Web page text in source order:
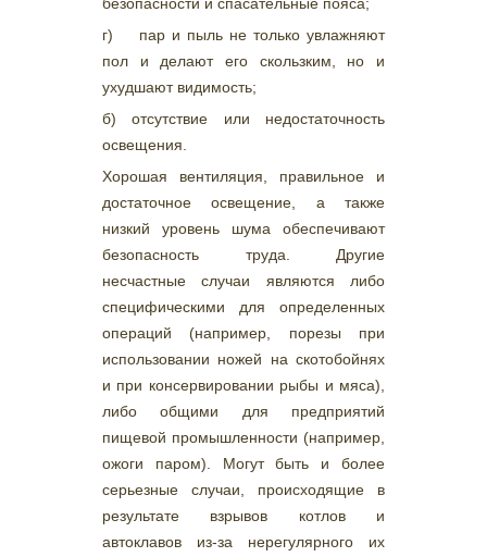
г) пар и пыль не только увлажняют
пол и делают его скользким, но и
ухудшают видимость;
б) отсутствие или недостаточность
освещения.
Хорошая вентиляция, правильное и
достаточное освещение, а также
низкий уровень шума обеспечивают
безопасность труда. Другие
несчастные случаи являются либо
специфическими для определенных
операций (например, порезы при
использовании ножей на скотобойнях
и при консервировании рыбы и мяса),
либо общими для предприятий
пищевой промышленности (например,
ожоги паром). Могут быть и более
серьезные случаи, происходящие в
результате взрывов котлов и
автоклавов из-за нерегулярного их